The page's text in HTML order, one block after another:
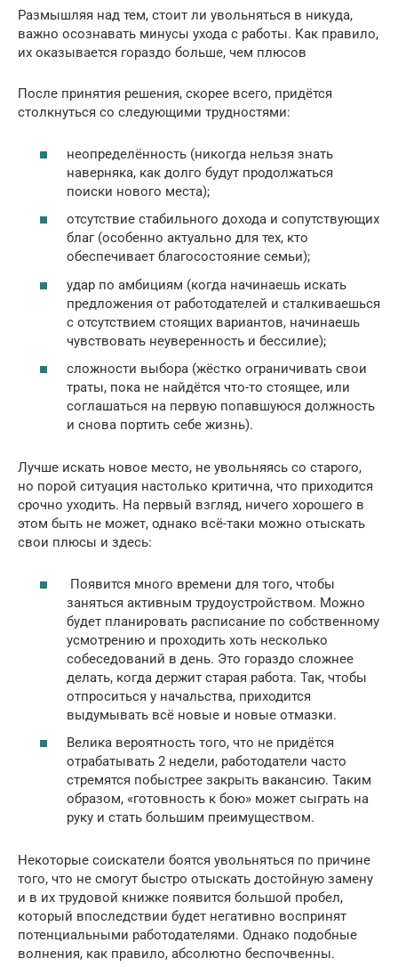
Размышляя над тем, стоит ли увольняться в никуда,
важно осознавать минусы ухода с работы. Как правило,
их оказывается гораздо больше, чем плюсов
После принятия решения, скорее всего, придётся
столкнуться со следующими трудностями:
неопределённость (никогда нельзя знать
наверняка, как долго будут продолжаться
поиски нового места);
отсутствие стабильного дохода и сопутствующих
благ (особенно актуально для тех, кто
обеспечивает благосостояние семьи);
удар по амбициям (когда начинаешь искать
предложения от работодателей и сталкиваешься
с отсутствием стоящих вариантов, начинаешь
чувствовать неуверенность и бессилие);
сложности выбора (жёстко ограничивать свои
траты, пока не найдётся что-то стоящее, или
соглашаться на первую попавшуюся должность
и снова портить себе жизнь).
Лучше искать новое место, не увольняясь со старого,
но порой ситуация настолько критична, что приходится
срочно уходить. На первый взгляд, ничего хорошего в
этом быть не может, однако всё-таки можно отыскать
свои плюсы и здесь:
Появится много времени для того, чтобы
заняться активным трудоустройством. Можно
будет планировать расписание по собственному
усмотрению и проходить хоть несколько
собеседований в день. Это гораздо сложнее
делать, когда держит старая работа. Так, чтобы
отпроситься у начальства, приходится
выдумывать всё новые и новые отмазки.
Велика вероятность того, что не придётся
отрабатывать 2 недели, работодатели часто
стремятся побыстрее закрыть вакансию. Таким
образом, «готовность к бою» может сыграть на
руку и стать большим преимуществом.
Некоторые соискатели боятся увольняться по причине
того, что не смогут быстро отыскать достойную замену
и в их трудовой книжке появится большой пробел,
который впоследствии будет негативно воспринят
потенциальными работодателями. Однако подобные
волнения, как правило, абсолютно беспочвенны.